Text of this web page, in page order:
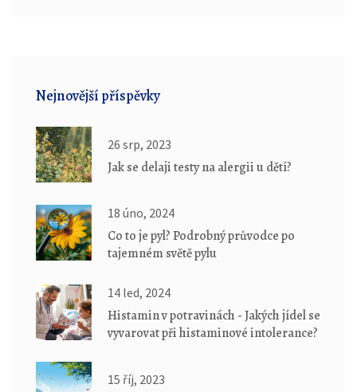
Nejnovější příspěvky
26 srp, 2023
Jak se delaji testy na alergii u dětí?
18 úno, 2024
Co to je pyl? Podrobný průvodce po
tajemném světě pylu
14 led, 2024
Histamin v potravinách - Jakých jídel se
vyvarovat při histaminové intolerance?
15 říj, 2023